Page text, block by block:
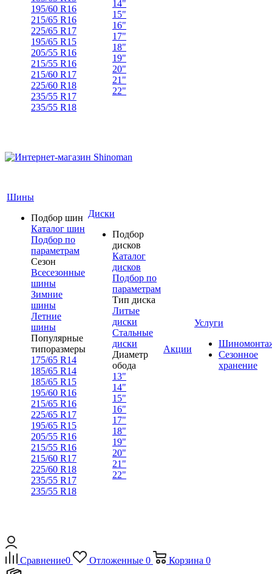
195/60 R16
215/65 R16
225/65 R17
195/65 R15
205/55 R16
215/55 R16
215/60 R17
225/60 R18
235/55 R17
235/55 R18
14"
15"
16"
17"
18"
19"
20"
21"
22"
Шины
Подбор шин
Каталог шин
Подбор по
параметрам
Сезон
Всесезонные
шины
Зимние
шины
Летние
шины
Популярные
типоразмеры
175/65 R14
185/65 R14
185/65 R15
195/60 R16
215/65 R16
225/65 R17
195/65 R15
205/55 R16
215/55 R16
215/60 R17
225/60 R18
235/55 R17
235/55 R18
Диски
Подбор
дисков
Каталог
дисков
Подбор по
параметрам
Тип диска
Литые
диски
Стальные
диски
Диаметр
обода
13"
14"
15"
16"
17"
18"
19"
20"
21"
22"
Акции
Услуги
Сезонное
хранение
Сравнение0 Отложенные 0 Корзина 0